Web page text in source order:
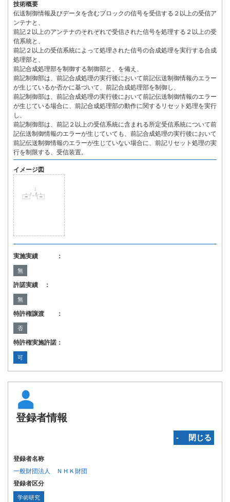
技術概要
伝送制御情報及びデータを含むブロックの信号を受信する２以上の受信ア
ンテナと、
前記２以上のアンテナのそれぞれで受信された信号を処理する２以上の受
信系統と、
前記２以上の受信系統によって処理された信号の合成処理を実行する合成
処理部と、
前記合成処理部を制御する制御部と、を備え、
前記制御部は、前記合成処理の実行後において前記伝送制御情報のエラー
が生じているか否かに基づいて、前記合成処理部を制御し、
前記制御部は、前記合成処理の実行後において前記伝送制御情報のエラー
が生じている場合に、前記合成処理部の動作に関するリセット処理を実行
し、
前記制御部は、前記２以上の受信系統に含まれる所定受信系統について前
記伝送制御情報のエラーが生じていても、前記合成処理の実行後において
前記伝送制御情報のエラーが生じていない場合に、前記リセット処理の実
行を制限する、受信装置。
イメージ図
実施実績 ：
無
許諾実績 ：
無
特許権譲渡 ：
否
特許権実施許諾：
可
登録者情報
‐ 閉じる
登録者名称
一般財団法人 ＮＨＫ財団
登録者区分
学術研究